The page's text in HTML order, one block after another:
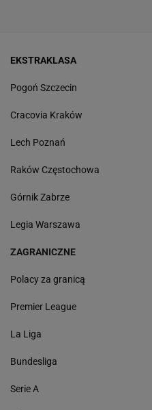
EKSTRAKLASA
Pogoń Szczecin
Cracovia Kraków
Lech Poznań
Raków Częstochowa
Górnik Zabrze
Legia Warszawa
ZAGRANICZNE
Polacy za granicą
Premier League
La Liga
Bundesliga
Serie A